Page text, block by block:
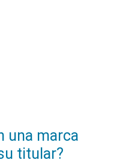
una marca
titular?